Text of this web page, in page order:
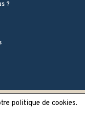
?
politique de cookies.